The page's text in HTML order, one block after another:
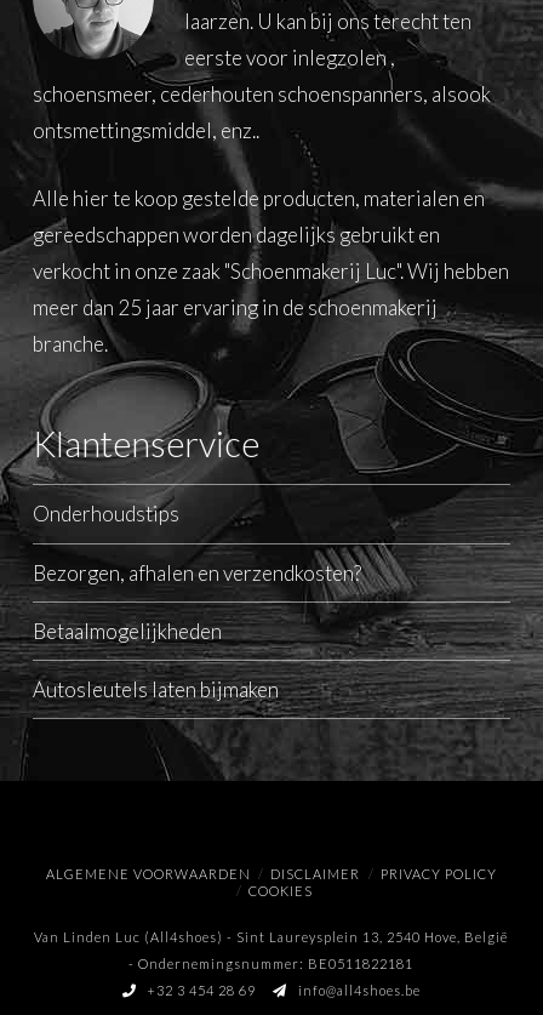
laarzen. U kan bij ons terecht ten
eerste voor inlegzolen ,
schoensmeer, cederhouten schoenspanners, alsook
ontsmettingsmiddel, enz..
Alle hier te koop gestelde producten, materialen en
gereedschappen worden dagelijks gebruikt en
verkocht in onze zaak "Schoenmakerij Luc". Wij hebben
meer dan 25 jaar ervaring in de schoenmakerij
branche.
Klantenservice
Onderhoudstips
Bezorgen, afhalen en verzendkosten?
Betaalmogelijkheden
Autosleutels laten bijmaken
ALGEMENE VOORWAARDEN DISCLAIMER
PRIVACY POLICY
COOKIES
Van Linden Luc (All4shoes) - Sint Laureysplein 13, 2540 Hove, België
- Ondernemingsnummer: BE0511822181
+32 3 454 28 69
info@all4shoes.be